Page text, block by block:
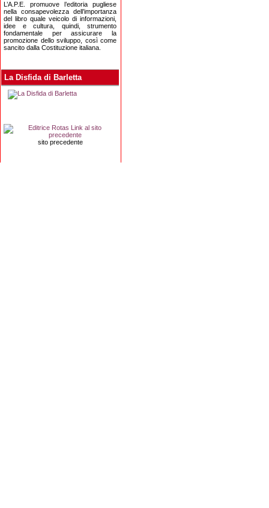
L’A.P.E. promuove l’editoria pugliese
nella consapevolezza dell’importanza
del libro quale veicolo di informazioni,
idee e cultura, quindi, strumento
fondamentale per assicurare la
promozione dello sviluppo, così come
sancito dalla Costituzione italiana.
La Disfida di Barletta
sito precedente